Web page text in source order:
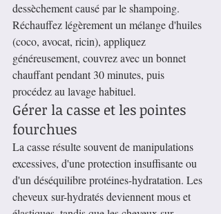
dessèchement causé par le shampoing.
Réchauffez légèrement un mélange d'huiles
(coco, avocat, ricin), appliquez
généreusement, couvrez avec un bonnet
chauffant pendant 30 minutes, puis
procédez au lavage habituel.
Gérer la casse et les pointes
fourchues
La casse résulte souvent de manipulations
excessives, d'une protection insuffisante ou
d'un déséquilibre protéines-hydratation. Les
cheveux sur-hydratés deviennent mous et